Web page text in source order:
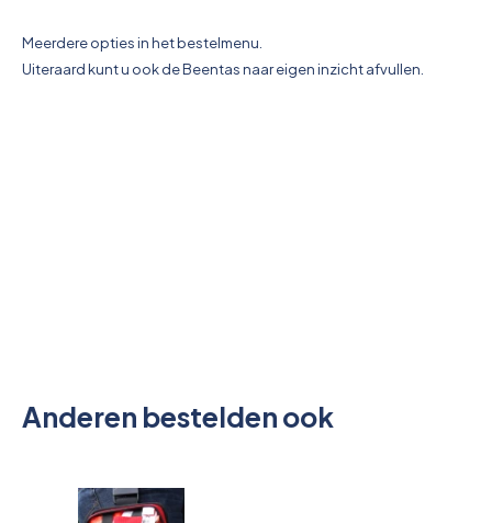
Meerdere opties in het bestelmenu.
Uiteraard kunt u ook de Beentas naar eigen inzicht afvullen.
Anderen bestelden ook